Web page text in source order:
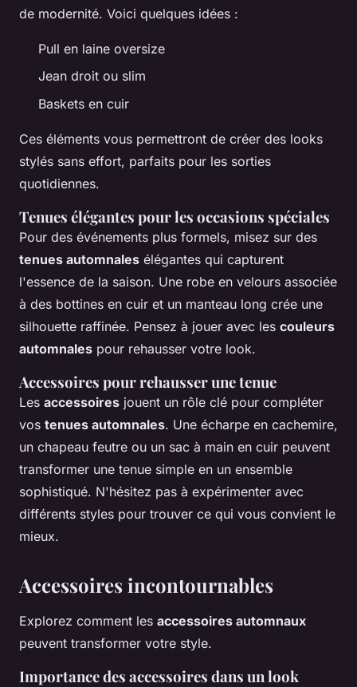
de modernité. Voici quelques idées :
Pull en laine oversize
Jean droit ou slim
Baskets en cuir
Ces éléments vous permettront de créer des looks
stylés sans effort, parfaits pour les sorties
quotidiennes.
Tenues élégantes pour les occasions spéciales
Pour des événements plus formels, misez sur des
tenues automnales élégantes qui capturent
l'essence de la saison. Une robe en velours associée
à des bottines en cuir et un manteau long crée une
silhouette raffinée. Pensez à jouer avec les couleurs
automnales pour rehausser votre look.
Accessoires pour rehausser une tenue
Les accessoires jouent un rôle clé pour compléter
vos tenues automnales. Une écharpe en cachemire,
un chapeau feutre ou un sac à main en cuir peuvent
transformer une tenue simple en un ensemble
sophistiqué. N'hésitez pas à expérimenter avec
différents styles pour trouver ce qui vous convient le
mieux.
Accessoires incontournables
Explorez comment les accessoires automnaux
peuvent transformer votre style.
Importance des accessoires dans un look